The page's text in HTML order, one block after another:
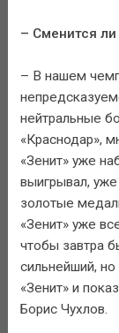
– Сменится
– В нашем
нейтральные
«Краснодар»,
«Зенит» уже
выигрывал,
золотые
«Зенит» уже
чтобы завтра
сильнейший,
«Зенит» и
Борис Чухлов.